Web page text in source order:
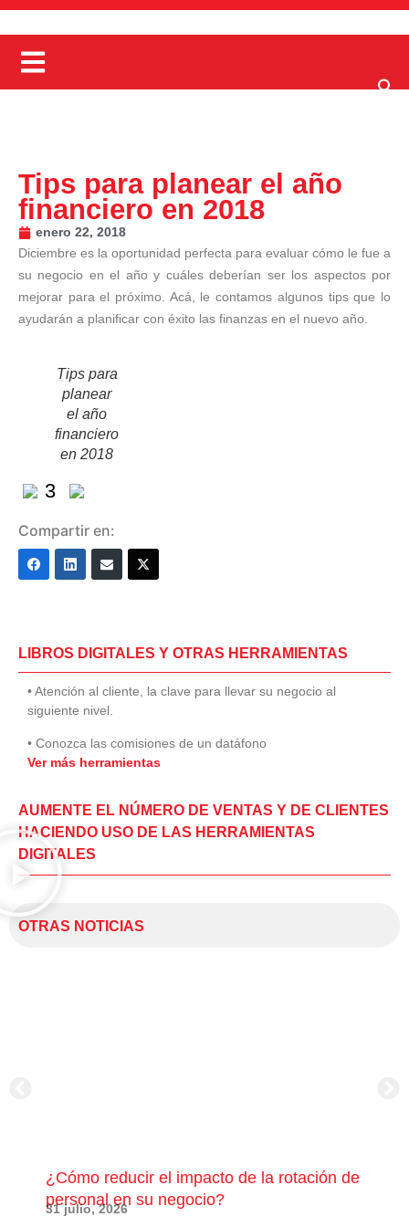
Tips para planear el año
financiero en 2018
enero 22, 2018
Diciembre es la oportunidad perfecta para evaluar cómo le fue a
su negocio en el año y cuáles deberían ser los aspectos por
mejorar para el próximo. Acá, le contamos algunos tips que lo
ayudarán a planificar con éxito las finanzas en el nuevo año.
Tips para
planear
el año
financiero
en 2018
3
Compartir en:
LIBROS DIGITALES Y OTRAS HERRAMIENTAS
• Atención al cliente, la clave para llevar su negocio al
siguiente nivel.
• Conozca las comisiones de un datáfono
Ver más herramientas
AUMENTE EL NÚMERO DE VENTAS Y DE CLIENTES
HACIENDO USO DE LAS HERRAMIENTAS
DIGITALES
OTRAS NOTICIAS
¿Cómo reducir el impacto de la rotación de
personal en su negocio?
31 julio, 2026